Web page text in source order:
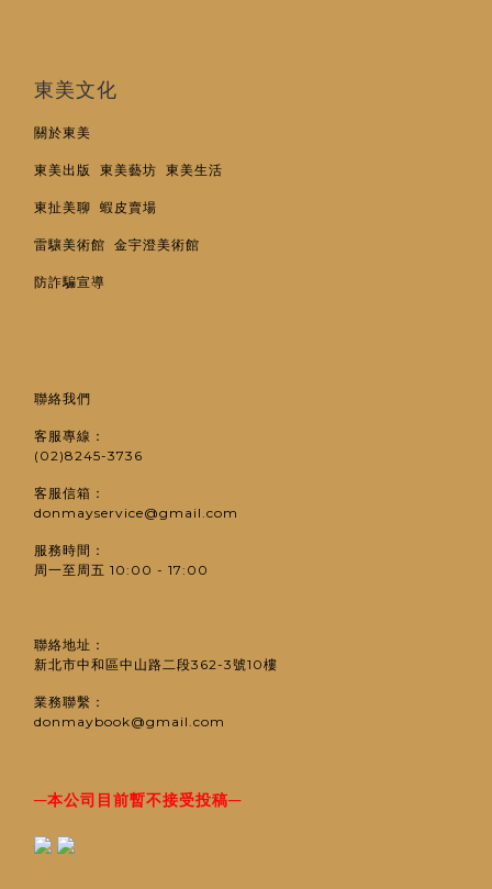
東美文化
關於東美
東美出版 東美藝坊 東美生活
東扯美聊 蝦皮賣場
雷驤美術館 金宇澄美術館
防詐騙宣導
聯絡我們
客服專線：
(02)8245-3736
客服信箱：
donmayservice@gmail.com
服務時間：
周一至周五 10:00 - 17:00
聯絡地址：
新北市中和區中山路二段362-3號10樓
業務聯繫：
donmaybook@gmail.com
─本公司目前暫不接受投稿─